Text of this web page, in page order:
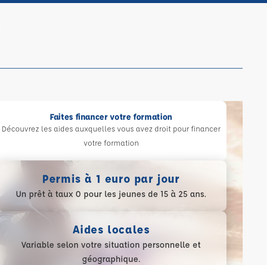
Faites financer votre formation
Découvrez les aides auxquelles vous avez droit pour financer
votre formation
Permis à 1 euro par jour
Un prêt à taux 0 pour les jeunes de 15 à 25 ans.
Aides locales
Variable selon votre situation personnelle et
géographique.